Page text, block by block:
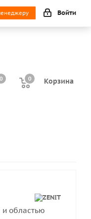
Войти
0 Корзина
0
0
и областью